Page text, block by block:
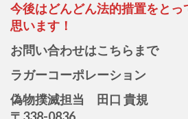
今後はどんどん法的措置をとっ
思います！
お問い合わせはこちらまで
ラガーコーポレーション
偽物撲滅担当 田口 貴規